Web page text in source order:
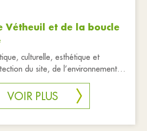
Vétheuil et de la boucle
culturelle, esthétique et
du site, de l’environnement,
VOIR PLUS